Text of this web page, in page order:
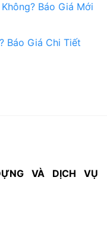
Báo Giá Mới
Báo Giá Chi Tiết
VÀ DỊCH VỤ